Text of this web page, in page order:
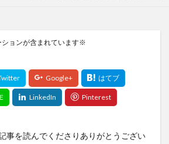
ョンが含まれています※
事を読んでくださりありがとうござい